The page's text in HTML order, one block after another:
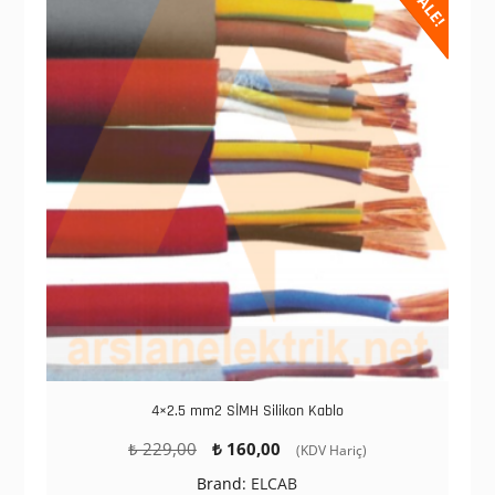
4×2.5 mm2 SİMH Silikon Kablo
₺229,00
Orijinal
₺160,00
Şu
(KDV Hariç)
Brand: ELCAB